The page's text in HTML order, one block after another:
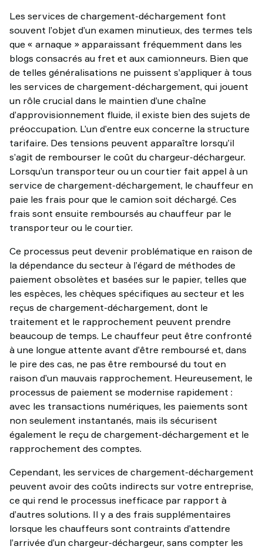
Les services de chargement-déchargement font
souvent l’objet d’un examen minutieux, des termes tels
que « arnaque » apparaissant fréquemment dans les
blogs consacrés au fret et aux camionneurs. Bien que
de telles généralisations ne puissent s’appliquer à tous
les services de chargement-déchargement, qui jouent
un rôle crucial dans le maintien d’une chaîne
d’approvisionnement fluide, il existe bien des sujets de
préoccupation. L’un d’entre eux concerne la structure
tarifaire. Des tensions peuvent apparaître lorsqu’il
s’agit de rembourser le coût du chargeur-déchargeur.
Lorsqu’un transporteur ou un courtier fait appel à un
service de chargement-déchargement, le chauffeur en
paie les frais pour que le camion soit déchargé. Ces
frais sont ensuite remboursés au chauffeur par le
transporteur ou le courtier.
Ce processus peut devenir problématique en raison de
la dépendance du secteur à l’égard de méthodes de
paiement obsolètes et basées sur le papier, telles que
les espèces, les chèques spécifiques au secteur et les
reçus de chargement-déchargement, dont le
traitement et le rapprochement peuvent prendre
beaucoup de temps. Le chauffeur peut être confronté
à une longue attente avant d’être remboursé et, dans
le pire des cas, ne pas être remboursé du tout en
raison d’un mauvais rapprochement. Heureusement, le
processus de paiement se modernise rapidement :
avec les transactions numériques, les paiements sont
non seulement instantanés, mais ils sécurisent
également le reçu de chargement-déchargement et le
rapprochement des comptes.
Cependant, les services de chargement-déchargement
peuvent avoir des coûts indirects sur votre entreprise,
ce qui rend le processus inefficace par rapport à
d’autres solutions. Il y a des frais supplémentaires
lorsque les chauffeurs sont contraints d’attendre
l’arrivée d’un chargeur-déchargeur, sans compter les